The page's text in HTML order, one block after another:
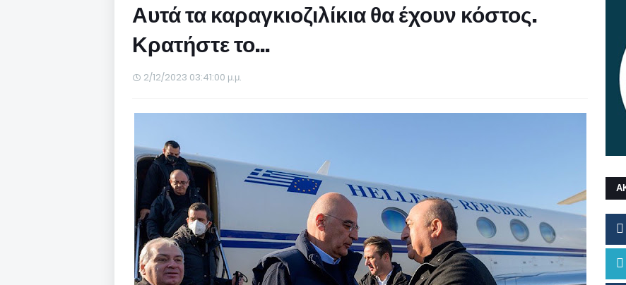
Αυτά τα καραγκιοζιλίκια θα έχουν κόστος.
Κρατήστε το...
2/12/2023 03:41:00 μ.μ.